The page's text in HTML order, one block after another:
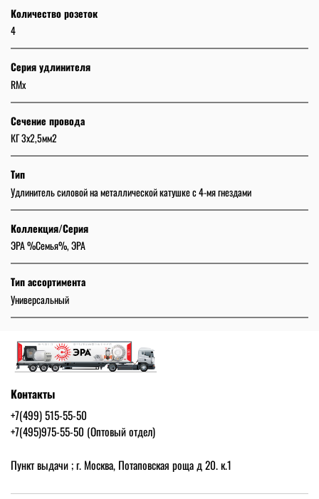
Количество розеток
4
Серия удлинителя
RMx
Сечение провода
КГ 3x2,5мм2
Тип
Удлинитель силовой на металлической катушке с 4-мя гнездами
Коллекция/Серия
ЭРА %Семья%, ЭРА
Тип ассортимента
Универсальный
Контакты
+7(499) 515-55-50
+7(495)975-55-50 (Оптовый отдел)
Пункт выдачи ; г. Москва, Потаповская роща д 20. к.1